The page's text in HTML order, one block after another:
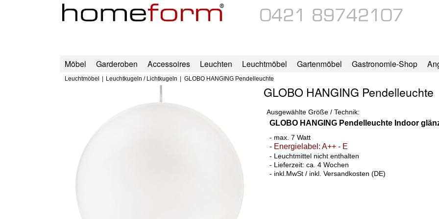
Möbel Garderoben Accessoires Leuchten Leuchtmöbel Gartenmöbel Gastronomie-Shop
Leuchtmöbel Leuchtkugeln / Lichtkugeln GLOBO HANGING Pendelleuchte
GLOBO HANGING Pendelleuchte
Ausgewählte Größe / Technik:
GLOBO HANGING Pendelleuchte Indoor
- max. 7 Watt
- Energielabel: A++ - E
- Leuchtmittel nicht enthalten
- Lieferzeit: ca. 4 Wochen
- inkl.MwSt / inkl. Versandkosten (DE)